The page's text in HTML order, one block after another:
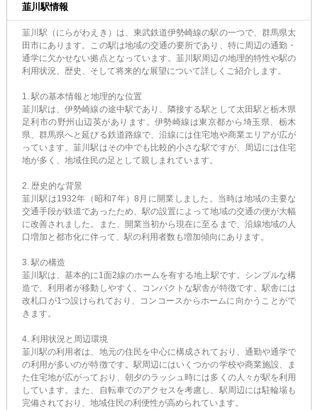
韮川駅情報
韮川駅（にらがわえき）は、東武鉄道伊勢崎線の駅の一つで、群馬県太
田市にあります。この駅は地域の交通の要所であり、特に周辺の通勤・
通学に欠かせない拠点となっています。韮川駅周辺の地理的特性や駅の
利用状況、歴史、そして将来的な展望について詳しくご紹介します。
1. 駅の基本情報と地理的な位置
韮川駅は、伊勢崎線の途中駅であり、隣接する駅として太田駅と栃木県
足利市の野州山辺英があります。伊勢崎線は東京都から埼玉県、栃木
県、群馬県へと延びる鉄道路線で、沿線には住宅地や商業エリアが広が
っています。韮川駅はその中でも比較的小さな駅ですが、周辺には住宅
地が多く、地域住民の足として親しまれています。
2. 歴史的な背景
韮川駅は1932年（昭和7年）8月に開業しました。当時は地域の主要な
交通手段が鉄道であったため、駅の設置によって地域の交通の便が大幅
に改善されました。また、開業当初から現在に至るまで、沿線地域の人
口増加と都市化に伴って、駅の利用者数も増加傾向にあります。
3. 駅の構造
韮川駅は、基本的に1面2線のホームを有する地上駅です。シンプルな構
造で、利用者が移動しやすく、コンパクトな駅舎が特徴です。駅舎には
改札口が1つ設けられており、コンコースからホームに向かうことがで
きます。
4. 利用状況と周辺環境
韮川駅の利用者は、地元の住民を中心に構成されており、通勤や通学で
の利用が多いのが特徴です。駅周辺にはいくつかの学校や商業施設、ま
た住宅地が広がっており、朝夕のラッシュ時には多くの人々が駅を利用
しています。また、自転車でのアクセスを考慮し、駅周辺には駐輪場も
完備されており、地域住民の利便性が高められています。